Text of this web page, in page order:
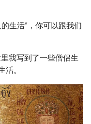
生活”，你可以跟我们
我写到了一些僧侣生
。